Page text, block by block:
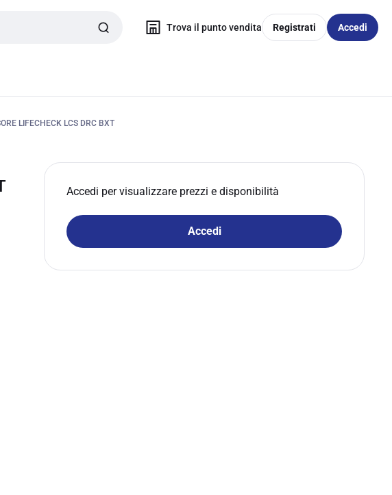
Trova il punto vendita Registrati Accedi
LIFECHECK LCS DRC BXT
Accedi per visualizzare prezzi e disponibilità
Accedi